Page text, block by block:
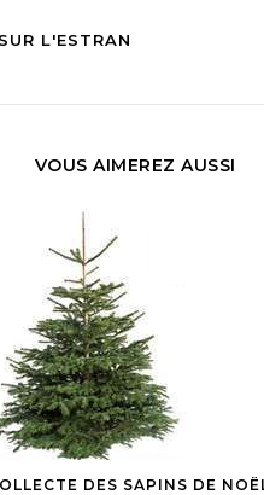
L'ESTRAN
VOUS AIMEREZ AUSSI
DES SAPINS DE